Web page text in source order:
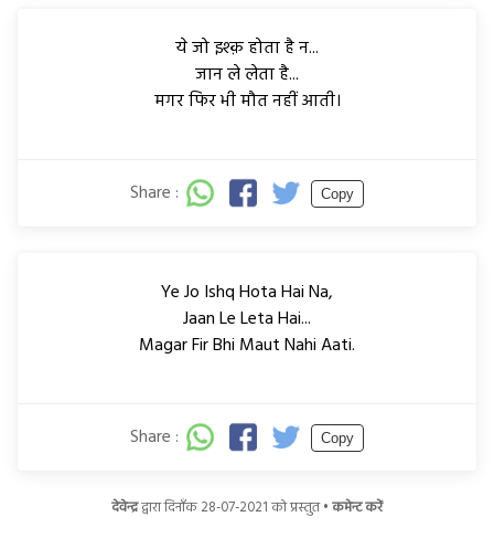
ये जो इश्क़ होता है न...
जान ले लेता है...
मगर फिर भी मौत नहीं आती।
Share : Copy
Ye Jo Ishq Hota Hai Na,
Jaan Le Leta Hai...
Magar Fir Bhi Maut Nahi Aati.
Share : Copy
देवेन्द्रद्वारा दिनाँक 28-07-2021 को प्रस्तुत •कमेन्ट करें